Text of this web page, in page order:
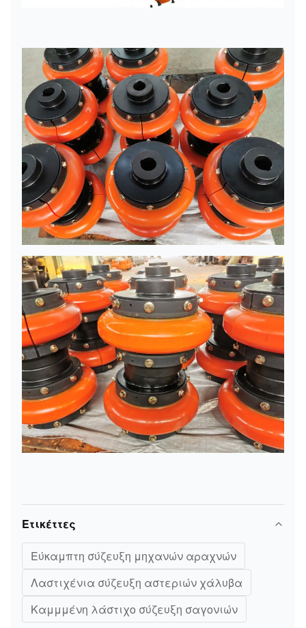
Ετικέττες
Εύκαμπτη σύζευξη μηχανών αραχνών
Λαστιχένια σύζευξη αστεριών χάλυβα
Καμμμένη λάστιχο σύζευξη σαγονιών